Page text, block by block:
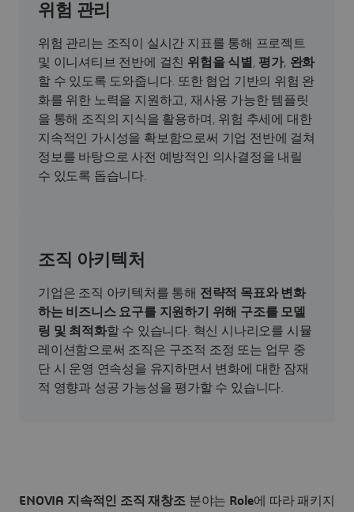
위험 관리
위험 관리는 조직이 실시간 지표를 통해 프로젝트
및 이니셔티브 전반에 걸친 위험을 식별 , 평가, 완화
할 수 있도록 도와줍니다. 또한 협업 기반의 위험 완
화를 위한 노력을 지원하고, 재사용 가능한 템플릿
을 통해 조직의 지식을 활용하며, 위험 추세에 대한
지속적인 가시성을 확보함으로써 기업 전반에 걸쳐
정보를 바탕으로 사전 예방적인 의사결정을 내릴
수 있도록 돕습니다.
조직 아키텍처
기업은 조직 아키텍처를 통해 전략적 목표와 변화
하는 비즈니스 요구를 지원하기 위해 구조를 모델
링 및 최적화할 수 있습니다. 혁신 시나리오를 시뮬
레이션함으로써 조직은 구조적 조정 또는 업무 중
단 시 운영 연속성을 유지하면서 변화에 대한 잠재
적 영향과 성공 가능성을 평가할 수 있습니다.
ENOVIA 지속적인 조직 재창조 분야는 Role에 따라 패키지